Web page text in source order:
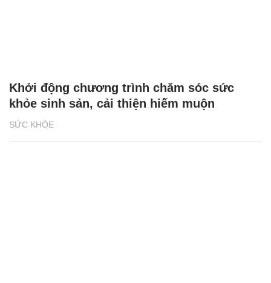
SỨC KHỎE
Khởi động chương trình chăm sóc sức
khỏe sinh sản, cải thiện hiếm muộn